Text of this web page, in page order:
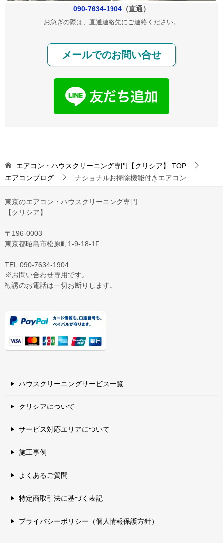
090-7634-1904 （直通）
お急ぎの際は、直通連絡先にご連絡ください。
メールでのお問い合せ
エアコン・ハウスクリーニング専門【クリシア】
TOP
エアコンブログ
ナショナルお掃除機能付きエアコン
東京のエアコン・ハウスクリーニング専門
【クリシア】
〒196-0003
東京都昭島市松原町1-9‐18‐1F
TEL:090-7634-1904
※お問い合わせ専用です。
勧誘のお電話は一切お断りします。
ハウスクリーニングサービス一覧
クリシアについて
サービス対応エリアについて
施工事例
よくあるご質問
特定商取引法に基づく表記
プライバシーポリシー（個人情報保護方針）